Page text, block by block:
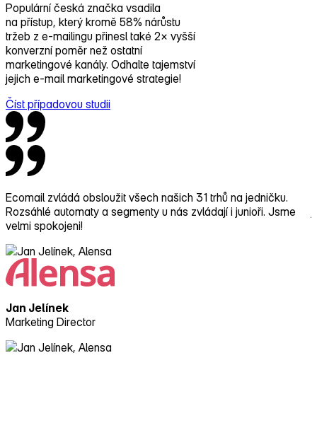
Populární česká značka vsadila
na přístup, který kromě 58% nárůstu
tržeb z e‑mailingu přinesl také 2× vyšší
konverzní poměr než ostatní
marketingové kanály. Odhalte tajemství
jejich e‑mail marketingové strategie!
Číst případovou studii
Ecomail zvládá obsloužit všech našich 31 trhů na jedničku.
Rozsáhlé automaty a segmenty u nás zvládají i junioři. Jsme
velmi spokojeni!
Jan Jelínek
Marketing Director